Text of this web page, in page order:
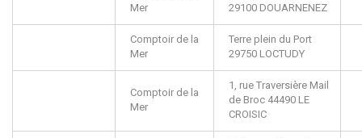
Mer
29100 DOUARNENEZ
Comptoir de la
Mer
Terre plein du Port
29750 LOCTUDY
Comptoir de la
Mer
1, rue Traversière Mail
de Broc 44490 LE
CROISIC